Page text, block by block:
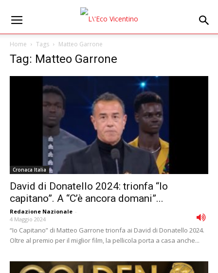
Home Tags Matteo Garrone
Tag: Matteo Garrone
Cronaca Italia
David di Donatello 2024: trionfa “Io
capitano”. A “C’è ancora domani”...
Redazione Nazionale -
4 Maggio 2024
“Io Capitano” di Matteo Garrone trionfa ai David di Donatello 2024.
Oltre al premio per il miglior film, la pellicola porta a casa anche...